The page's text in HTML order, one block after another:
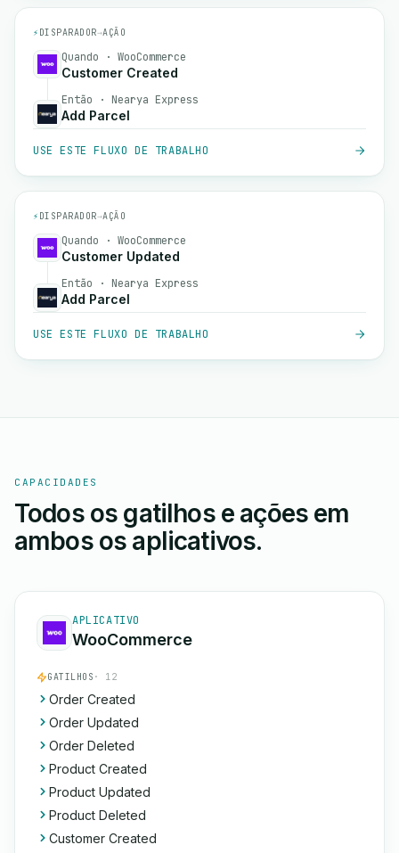
⚡ DISPARADOR→AÇÃO
Quando · WooCommerce
Customer Created
Então · Nearya Express
Add Parcel
USE ESTE FLUXO DE TRABALHO
⚡ DISPARADOR→AÇÃO
Quando · WooCommerce
Customer Updated
Então · Nearya Express
Add Parcel
USE ESTE FLUXO DE TRABALHO
CAPACIDADES
Todos os gatilhos e ações em
ambos os aplicativos.
APLICATIVO
WooCommerce
GATILHOS · 12
Order Created
Order Updated
Order Deleted
Product Created
Product Updated
Product Deleted
Customer Created